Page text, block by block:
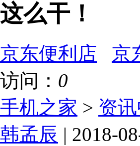
这么干！
京东便利店
京
访问： 0
手机之家 > 资
韩孟辰 | 2018-